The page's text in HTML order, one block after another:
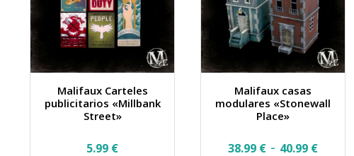
Malifaux Carteles
publicitarios «Millbank
Street»
5.99 €
Malifaux casas
modulares «Stonewall
Place»
38.99 € - 40.99 €Rango